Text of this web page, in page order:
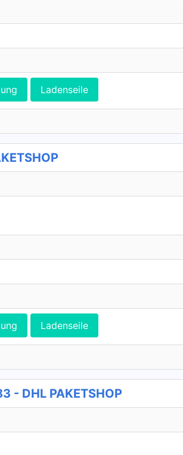
Ladenseile
Ladenseile
- DHL PAKETSHOP